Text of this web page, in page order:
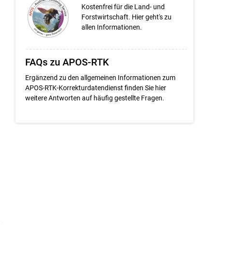
Kostenfrei für die Land- und
Forstwirtschaft. Hier geht's zu
allen Informationen.
FAQs zu APOS-RTK
Ergänzend zu den allgemeinen Informationen zum
APOS-RTK-Korrekturdatendienst finden Sie hier
weitere Antworten auf häufig gestellte Fragen.